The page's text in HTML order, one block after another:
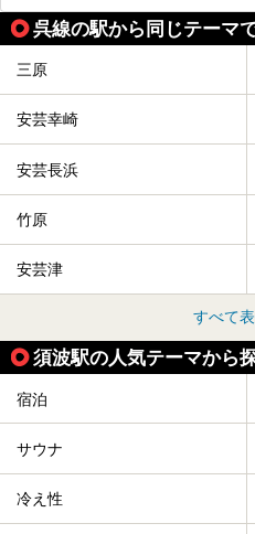
呉線の駅から同じテーマ
三原
安芸幸崎
安芸長浜
竹原
安芸津
すべて
須波駅の人気テーマから
宿泊
サウナ
冷え性